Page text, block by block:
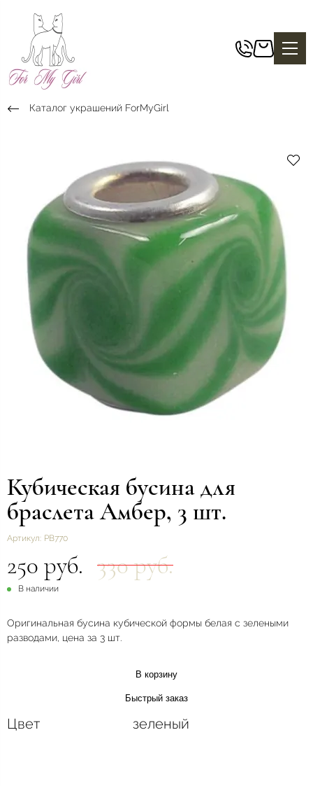
Каталог украшений ForMyGirl
Кубическая бусина для
браслета Амбер, 3 шт.
Артикул: РВ770
250 руб. 330 руб.
В наличии
Оригинальная бусина кубической формы белая с зелеными
разводами, цена за 3 шт.
В корзину
Быстрый заказ
Цвет зеленый